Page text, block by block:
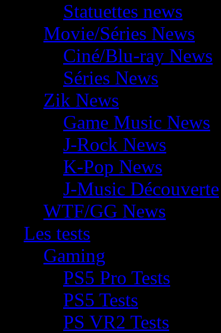
Statuettes news
Movie/Séries News
Ciné/Blu-ray News
Séries News
Zik News
Game Music News
J-Rock News
K-Pop News
J-Music Découverte
WTF/GG News
Les tests
Gaming
PS5 Pro Tests
PS5 Tests
PS VR2 Tests